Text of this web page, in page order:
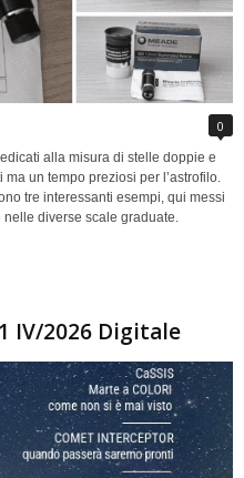
0
alla misura di stelle doppie e
un tempo preziosi per l’astrofilo.
tre interessanti esempi, qui messi
diverse scale graduate.
IV/2026 Digitale